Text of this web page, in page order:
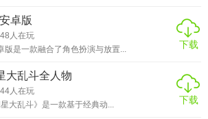
卓版
人在玩
版是一款融合了角色扮演与放置...
下载
大乱斗全人物
人在玩
星大乱斗》是一款基于经典动...
下载